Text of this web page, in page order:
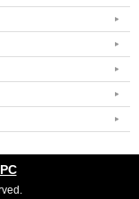
PC